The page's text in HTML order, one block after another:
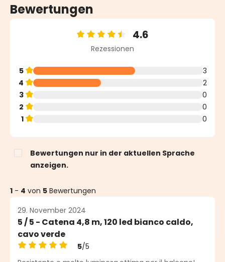
Bewertungen
Durchschnittliche Bewertung von 4.6 von 5 Sternen
4.6
Rezessionen
5
3
4
2
3
0
2
0
1
0
Bewertungen nur in der aktuellen Sprache
anzeigen.
1 - 4 von 5 Bewertungen
29. November 2024
5 / 5 - Catena 4,8 m, 120 led bianco caldo,
cavo verde
Durchschnittliche Bewertung von 5 von 5 Sternen
5/5